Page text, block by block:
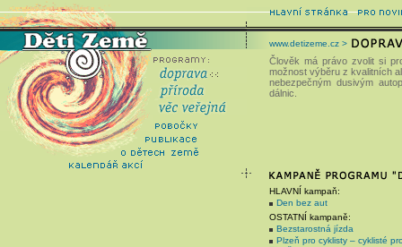
www.detizeme.cz >
Člověk má právo zvolit si
možnost výběru z kvalitních
nebezpečným dusivým
dálnic.
HLAVNÍ kampaň:
Den bez aut
OSTATNÍ kampaně:
Bezstarostná jízda
Plzeň pro cyklisty – cyklisté